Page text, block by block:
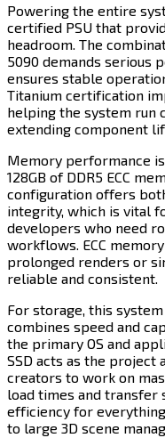
Powering the entire
certified PSU that
headroom. The
5090 demands serious
ensures stable
Titanium certification
helping the system run
extending component lifespan.​​​​‌
Memory performance
128GB of DDR5 ECC
configuration offers
integrity, which is vital
developers who need
workflows. ECC
prolonged renders or
reliable and consistent.​​​​‌ ‍ ​‍​‍‌‍ ‌ ​‍‌‍‍‌‌‍‌ ‌‍‍‌‌‍ ‍​‍​‍​ ‍‍​‍​‍‌ ​ ‌‍​‌‌‍ ‍‌‍‍‌‌ ‌​‌ ‍‌​‍ ‍‌‍‍‌‌‍ ​‍​‍​‍ ​​‍​‍‌‍‍​‌ ​‍‌‍‌‌‌‍‌‍​‍​‍​ ‍‍​‍​‍​‍ ‌‍​‌‌‍‌​‌‍ ‌‌‍‍‌‌‍ ‍​‍ ‌‍‍‌‌‍ ‍‌ ‌​‌‍‌‌‌‍ ‍‌ ‌​​‍ ‌‍‌‌‌‍‌​‌‍‍‌‌ ‌​​‍ ‌‍ ‌‌‍ ‌‍‌​‌‍‌‌​ ‌‌ ​​‌ ​‍‌‍‌‌‌ ​ ‌‍‌‌‌‍ ‍‌ ‌​‌‍​‌‌ ‌​‌‍‍‌‌‍ ‌‍ ‍​ ‍ ‌‍‍‌‌‍‌​​ ‌​ ‌ ​ ​ ‌‍‌‌​ ​ ​ ‌​‌‍‌‌​ ‌‍​ ‌‍​‍ ‌​ ‌‌​ ‌‌​ ‌ ​ ​​​‍ ‌​ ‌​​ ‌‍‌‍​ ‌‍​‍​‍ ‌‌‍​‍‌‍‌‍​ ‍​​ ‌ ​‍ ‌​ ​‍‌‍​ ​ ‌‌​ ‌​​ ‍‌​ ‌‌‌‍‌​​ ​ ​ ‌ ​ ‍​​ ‌‍​ ‌​​ ‍ ‌ ‌​‌ ‍‌‌ ​​‌‍‌‌​ ‌‌‍​‍‌ ‌‌‌‍‍‌‌‍ ​‌‍‌​​ ‍ ‌ ​​‌‍​‌‌ ‌​‌‍‍​​ ‌‌‍‍‌​ ​‌​ ‍​‌‍ ‍‌‌ ‌‍ ​‌‍ ‌‍ ‍‌‍‌ ‌‌ ‌‍‌​‌‍‌‌‌ ​ ‌‍​ ​‍‌‌​ ‌‌‌​​‍‌‌ ‌‍‍ ‌‍‌‌‌ ‍‌​‍‌‌​ ​ ‌​‌​​‍‌‌​ ​ ‌​‌​​‍‌‌​ ​‍​ ​‍‌‍‌‌‌‍ ‍​‍‌‌​ ​‍​ ​‍​‍‌‌​ ‌‌‌​‌​​‍ ‍‌ ‌‍‌‍​‌‌‍ ​‌ ‌‌‌‍‌‌​‍‌‌​ ‌‌‌​​‍‌‌ ‌‍‍ ‌‍‌‌‌ ‍‌​‍‌‌​ ​ ‌​‌​​‍‌‌​ ​ ‌​‌​​‍‌‌​ ​‍​ ​‍‌‍‌‍​ ‍‌​ ​‌​ ‍‌‌‍​‍‌‍​‍​ ‍‌​ ‍‌​ ‍​‌‍​‌‌‍‌‍​ ‌‌​‍‌‌​ ​‍​ ​‍​‍‌‌​ ‌‌‌​‌​​‍ ‍‌‍​ ‌‍‍​‌‍‍‌‌‍ ​‌‍‌​‌ ​‍‌‍‌‌‌‍ ‍​‍‌‌​ ‌‌‌​​‍‌‌ ‌‍‍ ‌‍‌‌‌ ‍‌​‍‌‌​ ​ ‌​‌​​‍‌‌​ ​ ‌​‌​​‍‌‌​ ​‍​ ​‍​ ​​​ ​ ​ ‌‍​ ‌ ‌‍‌‍​ ‍​​ ‌ ‌‍​ ​ ‌‌‌‍‌‌​ ​​‌‍‌‍​‍‌‌​ ​‍​ ​‍​‍‌‌​ ‌‌‌​‌​​‍ ‍‌ ‌​‌‍‌‌‌ ‍​‌ ‌​​ ‌‍​‍‌‍​‌‌ ​ ‌‍‌‌‌‌‌‌‌ ​‍‌‍ ​​ ‌​‍‌‌​ ​‍‌​‌‍‌‍​‌‌‍‌​‌‍ ‌‌‍‍‌‌‍ ‍​‍‌‍‌‍‍‌‌‍‌​​ ‌​ ‌ ​ ​ ‌‍‌‌​ ​ ​ ‌​‌‍‌‌​ ‌‍​ ‌‍​‍ ‌​ ‌‌​ ‌‌​ ‌ ​ ​​​‍ ‌​ ‌​​ ‌‍‌‍​ ‌‍​‍​‍ ‌‌‍​‍‌‍‌‍​ ‍​​ ‌ ​‍ ‌​ ​‍‌‍​ ​ ‌‌​ ‌​​ ‍‌​ ‌‌‌‍‌​​ ​ ​ ‌ ​ ‍​​ ‌‍​ ‌​​‍‌‍‌ ‌​‌ ‍‌‌ ​​‌‍‌‌​ ‌‌‍​‍‌ ‌‌‌‍‍‌‌‍ ​‌‍‌​​‍‌‍‌ ​​‌‍​‌‌ ‌​‌‍‍​​ ‌‌‍‍‌​ ​‌​ ‍​‌‍ ‍‌‌ ‌‍ ​‌‍ ‌‍ ‍‌‍‌ ‌‌ ‌‍‌​‌‍‌‌‌ ​ ‌‍​ ​‍‌‌​ ‌‌‌​​‍‌‌ ‌‍‍ ‌‍‌‌‌ ‍‌​‍‌‌​ ​ ‌​‌​​‍‌‌​ ​ ‌​‌​​‍‌‌​ ​‍​ ​‍‌‍‌‌‌‍ ‍​‍‌‌​ ​‍​ ​‍​‍‌‌​ ‌‌‌​‌​​‍ ‍‌ ‌‍‌‍​‌‌‍ ​‌ ‌‌‌‍‌‌​‍‌‌​ ‌‌‌​​‍‌‌ ‌‍‍ ‌‍‌‌‌ ‍‌​‍‌‌​ ​ ‌​‌​​‍‌‌​ ​ ‌​‌​​‍‌‌​ ​‍​ ​‍‌‍‌‍​ ‍‌​ ​‌​ ‍‌‌‍​‍‌‍​‍​ ‍‌​ ‍‌​ ‍​‌‍​‌‌‍‌‍​ ‌‌​‍‌‌​ ​‍​ ​‍​‍‌‌​ ‌‌‌​‌​​‍ ‍‌‍​ ‌‍‍​‌‍‍‌‌‍ ​‌‍‌​‌ ​‍‌‍‌‌‌‍ ‍​‍‌‌​ ‌‌‌​​‍‌‌ ‌‍‍ ‌‍‌‌‌ ‍‌​‍‌‌​ ​ ‌​‌​​‍‌‌​ ​ ‌​‌​​‍‌‌​ ​‍​ ​‍​ ​​​ ​ ​ ‌‍​ ‌ ‌‍‌‍​ ‍​​ ‌ ‌‍​ ​ ‌‌‌‍‌‌​ ​​‌‍‌‍​‍‌‌​ ​‍​ ​‍​‍‌‌​ ‌‌‌​‌​​‍ ‍‌ ‌​‌‍‌‌‌ ‍​‌ ‌​​‍‌‍‌ ​​‌‍‌‌‌ ​‍‌ ​ ‌ ​​‌‍‌‌‌‍​ ‌ ‌​‌‍‍‌‌ ‌‍‌‍‌‌​ ‌‌ ​​‌ ‌‌‌‍​‍‌‍ ​‌‍‍‌‌ ​ ‌‍‍​‌‍‌‌‌‍‌​​‍​‍‌ ‌
For storage, this
combines speed and
the primary OS and
SSD acts as the project
creators to work on
load times and
efficiency for
to large 3D scene management.​​​​‌